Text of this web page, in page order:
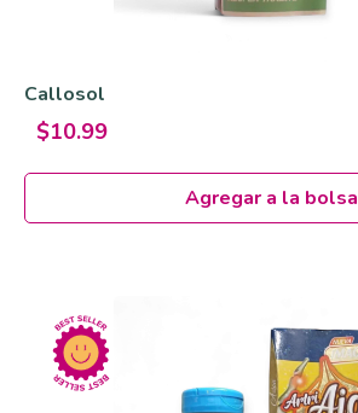
Callosol
$10.99
Agregar a la bolsa